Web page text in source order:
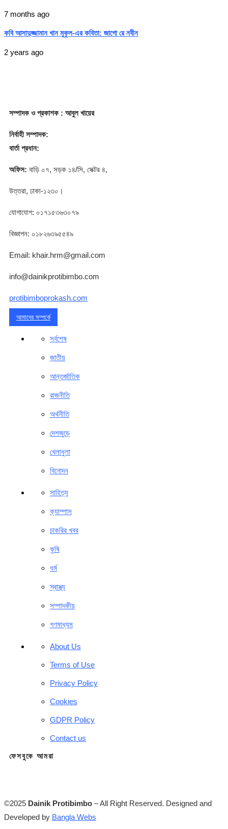
7 months ago
কবি আসাদুজ্জামান খান মুকুল-এর কবিতা: জাগো রে নবীন
2 years ago
সম্পাদকও প্রকাশক : আবুল খায়ের
নির্বাহী সম্পাদক:
বার্তা প্রধান:
অফিস: বাড়ি ০৭, সড়ক ১৪/সি, সেক্টর ৪,
উত্তরা, ঢাকা-১২৩০।
যোগাযোগ: ০১৭১৫৩৬৩০৭৯
বিজ্ঞাপন: ০১৮২৬৩৯৫৫৪৯
Email: khair.hrm@gmail.com
info@dainikprotibimbo.com
protibimboprokash.com
আমাদের সম্পর্কে
সর্বশেষ
জাতীয়
আন্তর্জাতিক
রাজনীতি
অর্থনীতি
দেশজুড়ে
খেলাধুলা
বিনোদন
সাহিত্য
ক্যাম্পাস
চাকরির খবর
কৃষি
ধর্ম
স্বাস্থ্য
সম্পাদকীয়
গণমাধ্যম
About Us
Terms of Use
Privacy Policy
Cookies
GDPR Policy
Contact us
ফেসবুকে আমরা
©2025 Dainik Protibimbo – All Right Reserved. Designed and
Developed by Bangla Webs